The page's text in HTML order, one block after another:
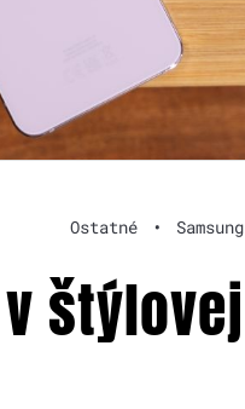
Ostatné • Samsung
v štýlovej